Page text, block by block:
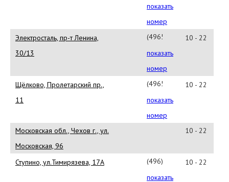
(499)
723-
21-
81
показать
номер
Электросталь, пр-т Ленина,
30/13
(49657)
4-
33-
33
показать
номер
10 - 22
Щёлково, Пролетарский пр.,
11
(49656)
7-
11-
показать
номер
10 - 22
Московская обл., Чехов г., ул.
Московская, 96
10 - 22
Ступино, ул.Тимирязева, 17А
(496)
644-
показать
10 - 22